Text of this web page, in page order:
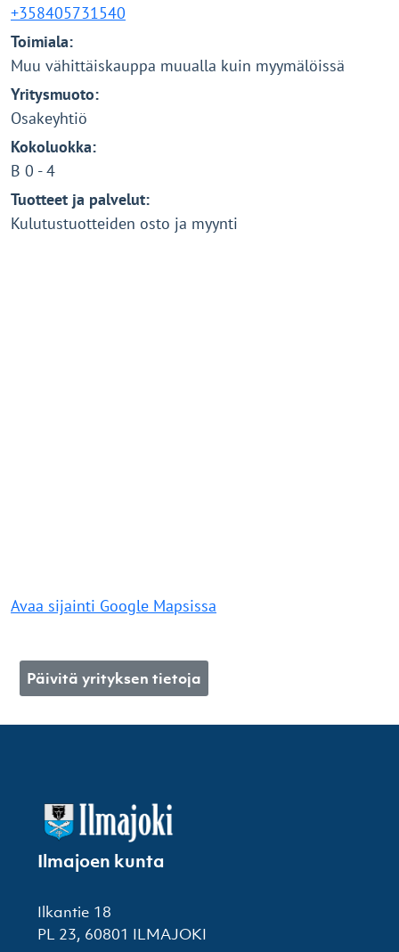
+358405731540
Toimiala:
Muu vähittäiskauppa muualla kuin myymälöissä
Yritysmuoto:
Osakeyhtiö
Kokoluokka:
B 0 - 4
Tuotteet ja palvelut:
Kulutustuotteiden osto ja myynti
Avaa sijainti Google Mapsissa
Päivitä yrityksen tietoja
Ilmajoen kunta
Ilkantie 18
PL 23, 60801 ILMAJOKI